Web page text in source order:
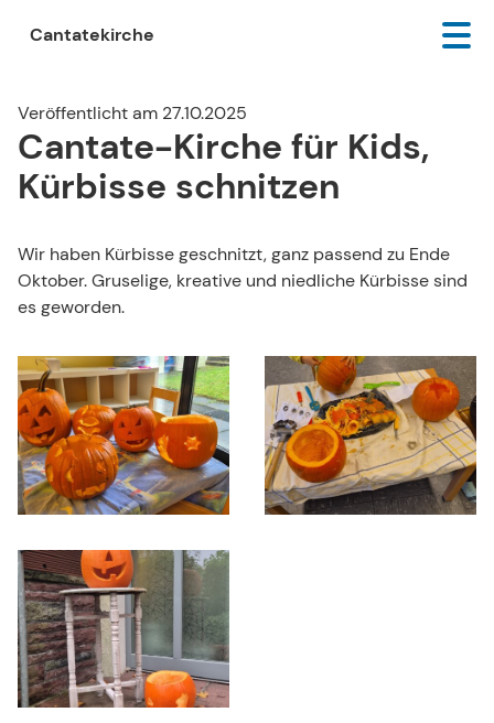
Cantatekirche
Veröffentlicht am 27.10.2025
Cantate-Kirche für Kids,
Kürbisse schnitzen
Wir haben Kürbisse geschnitzt, ganz passend zu Ende
Oktober. Gruselige, kreative und niedliche Kürbisse sind
es geworden.